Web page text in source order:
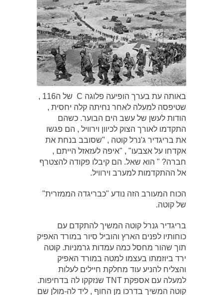
באותה עת בערך הופיעה פלוגה C של ה116 ,
שטיפסה למעלה לאחר נחיתה קלה יחסית ,
הודות לעשן של עשב הים הבוער. כשהם
התקדמו לאורך הצוק לכיוון וירוויל , הם פגשו
את בריגדיר ג'נרל קוטה , "שסובב בנחת את
אקדחו על אצבעו" , "איפה לעזאזל הייתם ,
חברה? " הוא שאל. הם קיבלו פקודה להצטרף
אל ההתקדמות למערב וירוויל.
הכוח המעורב הזה נודע "כבריגדה הממזרית"
של קוטה.
בריגדיר גנרל קוטה המשיך להתקדם עם
כוחותיו לפנים הארץ והוביל סיור במורד האפיק
תוך שהור מחסל כמה עמדות גרמניות. קוטה
ירד ביוזמתו בעצמו למטה במורד האפיק
והצליח להניע עוד מחלקת חיילים לעלות
למעלה עם אספקת TNT שנזקקו לה בדחיפות.
קוטה המשיך בדרכו מן החוף , ליד לה-מולן שם